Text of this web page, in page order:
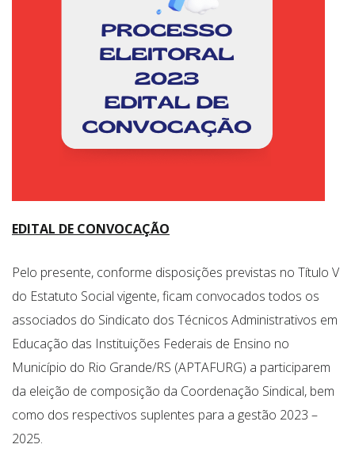
EDITAL DE CONVOCAÇÃO
Pelo presente, conforme disposições previstas no Título V
do Estatuto Social vigente, ficam convocados todos os
associados do Sindicato dos Técnicos Administrativos em
Educação das Instituições Federais de Ensino no
Município do Rio Grande/RS (APTAFURG) a participarem
da eleição de composição da Coordenação Sindical, bem
como dos respectivos suplentes para a gestão 2023 –
2025.